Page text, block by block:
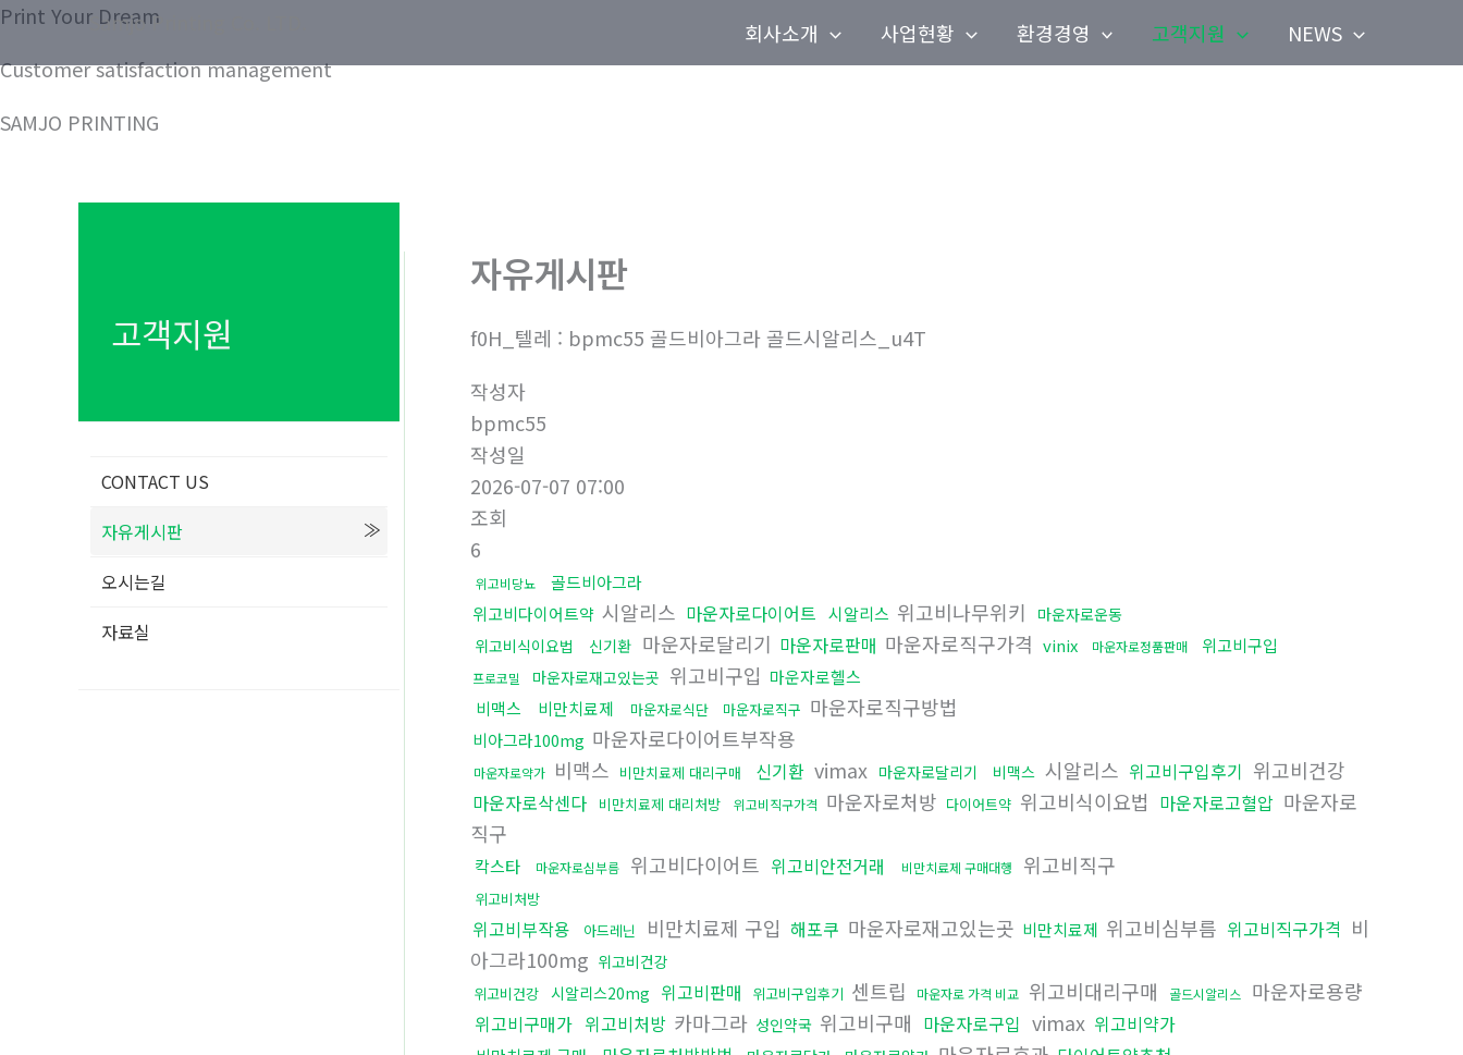
콘
츠
건
Samjo Printing Co. LTD. 회사소개 사업현황 환경경영 고객지원 NEWS
Print Your Dream
Customer satisfaction management
SAMJO PRINTING
고객지원
CONTACT US
자유게시판
오시는길
자료실
자유게시판
f0H_텔레 : bpmc55 골드비아그라 골드시알리스_u4T
작성자
bpmc55
작성일
2026-07-07 07:00
조회
6
위고비당뇨
골드비아그라
위고비다이어트약 시알리스 마운자로다이어트 시알리스 위고비나무위키
마운자로운동
위고비식이요법
신기환 마운자로달리기 마운자로판매 마운자로직구가격 vinix 마운자로정품판매 위고비구입
프로코밀 마운자로재고있는곳 위고비구입 마운자로헬스
비맥스
비만치료제 마운자로식단 마운자로직구 마운자로직구방법
비아그라100mg 마운자로다이어트부작용
마운자로약가 비맥스 비만치료제 대리구매 신기환 vimax 마운자로달리기 비맥스 시알리스 위고비구입후기 위고비건강
마운자로삭센다 비만치료제 대리처방 위고비직구가격 마운자로처방 다이어트약 위고비식이요법 마운자로고혈압 마운자로
직구
칵스타 마운자로심부름 위고비다이어트 위고비안전거래 비만치료제 구매대행 위고비직구
위고비처방
위고비부작용 아드레닌 비만치료제 구입 해포쿠 마운자로재고있는곳 비만치료제 위고비심부름 위고비직구가격 비
아그라100mg 위고비건강
위고비건강 시알리스20mg 위고비판매 위고비구입후기 센트립 마운자로 가격 비교 위고비대리구매 골드시알리스 마운자로용량
위고비구매가 위고비처방 카마그라 성인약국 위고비구매 마운자로구입 vimax 위고비약가